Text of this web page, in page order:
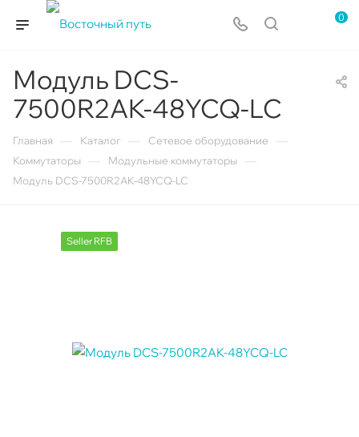
0
Модуль DCS-
7500R2AK-48YCQ-LC
Главная Каталог Сетевое оборудование
Коммутаторы Модульные коммутаторы
Модуль DCS-7500R2AK-48YCQ-LC
Seller RFB